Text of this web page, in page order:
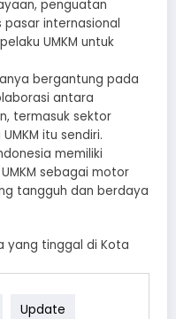
penguatan
pasar internasional
UMKM untuk
bergantung pada
antara
termasuk sektor
itu sendiri.
memiliki
sebagai motor
tangguh dan berdaya
yang tinggal di Kota
Update